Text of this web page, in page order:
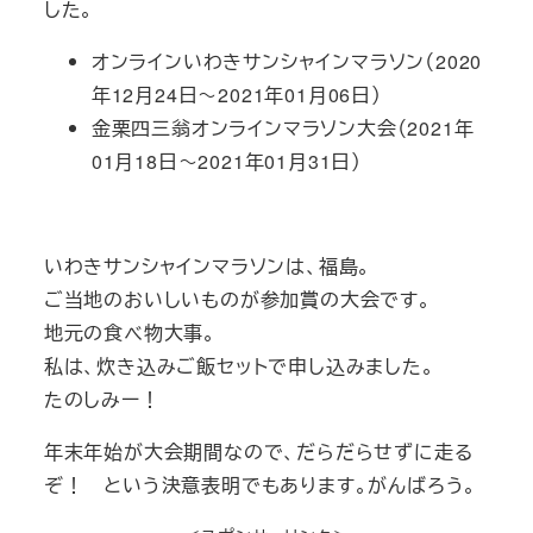
した。
オンラインいわきサンシャインマラソン（2020
年12月24日～2021年01月06日）
金栗四三翁オンラインマラソン大会（2021年
01月18日～2021年01月31日）
いわきサンシャインマラソンは、福島。
ご当地のおいしいものが参加賞の大会です。
地元の食べ物大事。
私は、炊き込みご飯セットで申し込みました。
たのしみー！
年末年始が大会期間なので、だらだらせずに走る
ぞ！ という決意表明でもあります。がんばろう。